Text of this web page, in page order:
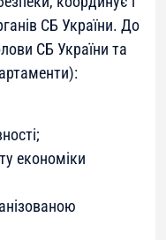
СБ України. До
СБ України та
економіки